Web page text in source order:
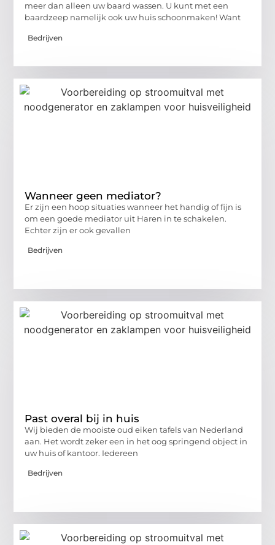
meer dan alleen uw baard wassen. U kunt met een
baardzeep namelijk ook uw huis schoonmaken! Want
Bedrijven
Wanneer geen mediator?
Er zijn een hoop situaties wanneer het handig of fijn is
om een goede mediator uit Haren in te schakelen.
Echter zijn er ook gevallen
Bedrijven
Past overal bij in huis
Wij bieden de mooiste oud eiken tafels van Nederland
aan. Het wordt zeker een in het oog springend object in
uw huis of kantoor. Iedereen
Bedrijven